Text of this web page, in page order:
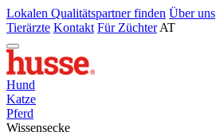
Lokalen Qualitätspartner finden Über uns
Tierärzte Kontakt Für Züchter AT
Hund
Katze
Pferd
Wissensecke